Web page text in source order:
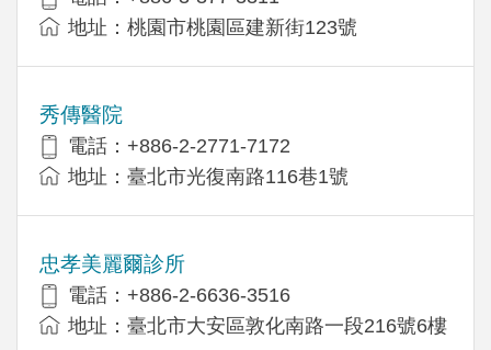
地址：桃園市桃園區建新街123號
秀傳醫院
電話：+886-2-2771-7172
地址：臺北市光復南路116巷1號
忠孝美麗爾診所
電話：+886-2-6636-3516
地址：臺北市大安區敦化南路一段216號6樓